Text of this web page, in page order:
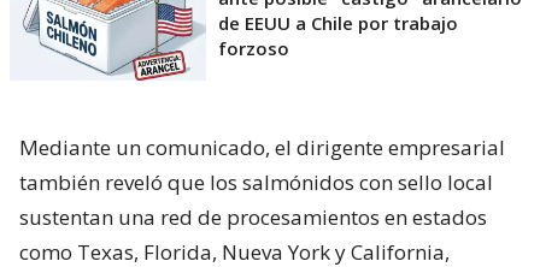
de EEUU a Chile por trabajo
forzoso
Mediante un comunicado, el dirigente empresarial
también reveló que los salmónidos con sello local
sustentan una red de procesamientos en estados
como Texas, Florida, Nueva York y California,